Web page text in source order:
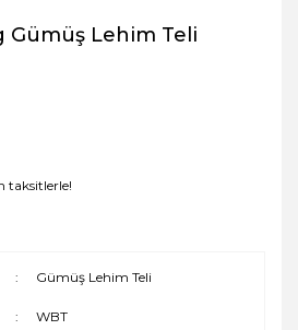
Gümüş Lehim Teli
taksitlerle!
Gümüş Lehim Teli
WBT